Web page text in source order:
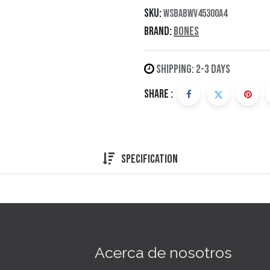
SKU:WSBABWV45300A4
Brand:Bones
Shipping: 2-3 Days
Share :
Specification
Acerca de nosotros